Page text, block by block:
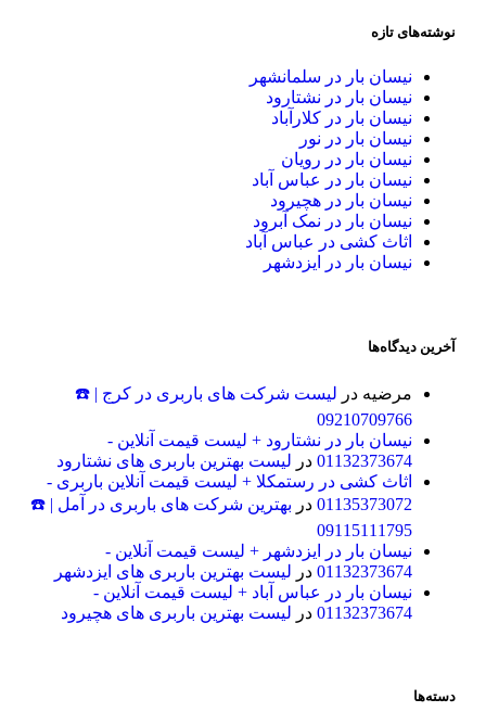
بار در سلمانشهر
بار در نشتارود
بار در کلارآباد
بار در نور
بار در رویان
بار در عباس آباد
بار در هچیرود
بار در نمک آبرود
کشی در عباس آباد
بار در ایزدشهر
لیست شرکت های باربری در کرج | ☎️
بار در نشتارود + لیست قیمت آنلاین -
درلیست بهترین باربری های نشتارود
کشی در رستمکلا + لیست قیمت آنلاین باربری -
دربهترین شرکت های باربری در آمل | ☎️
بار در ایزدشهر + لیست قیمت آنلاین -
درلیست بهترین باربری های ایزدشهر
بار در عباس آباد + لیست قیمت آنلاین -
درلیست بهترین باربری های هچیرود